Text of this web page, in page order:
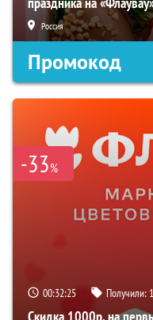
Россия
Промокод
-33%
00:32:24 Получили: